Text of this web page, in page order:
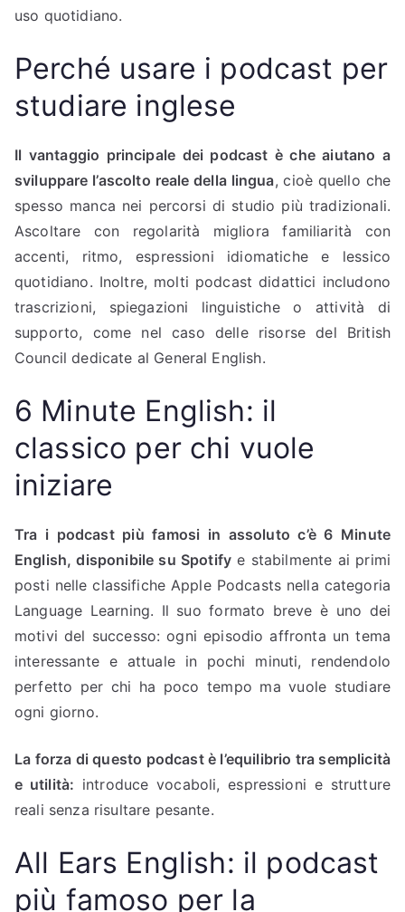
uso quotidiano.
Perché usare i podcast per
studiare inglese
Il vantaggio principale dei podcast è che aiutano a
sviluppare l’ascolto reale della lingua, cioè quello che
spesso manca nei percorsi di studio più tradizionali.
Ascoltare con regolarità migliora familiarità con
accenti, ritmo, espressioni idiomatiche e lessico
quotidiano. Inoltre, molti podcast didattici includono
trascrizioni, spiegazioni linguistiche o attività di
supporto, come nel caso delle risorse del British
Council dedicate al General English.
6 Minute English: il
classico per chi vuole
iniziare
Tra i podcast più famosi in assoluto c’è 6 Minute
English, disponibile su Spotify e stabilmente ai primi
posti nelle classifiche Apple Podcasts nella categoria
Language Learning. Il suo formato breve è uno dei
motivi del successo: ogni episodio affronta un tema
interessante e attuale in pochi minuti, rendendolo
perfetto per chi ha poco tempo ma vuole studiare
ogni giorno.
La forza di questo podcast è l’equilibrio tra semplicità
e utilità: introduce vocaboli, espressioni e strutture
reali senza risultare pesante.
All Ears English: il podcast
più famoso per la